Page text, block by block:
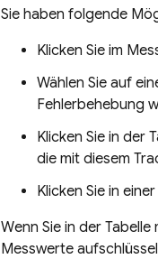
Sie haben folgende
Klicken Sie im
Wählen Sie auf
Fehlerbehebung
Klicken Sie in der
die mit diesem
Klicken Sie in
Wenn Sie in der
Messwerte